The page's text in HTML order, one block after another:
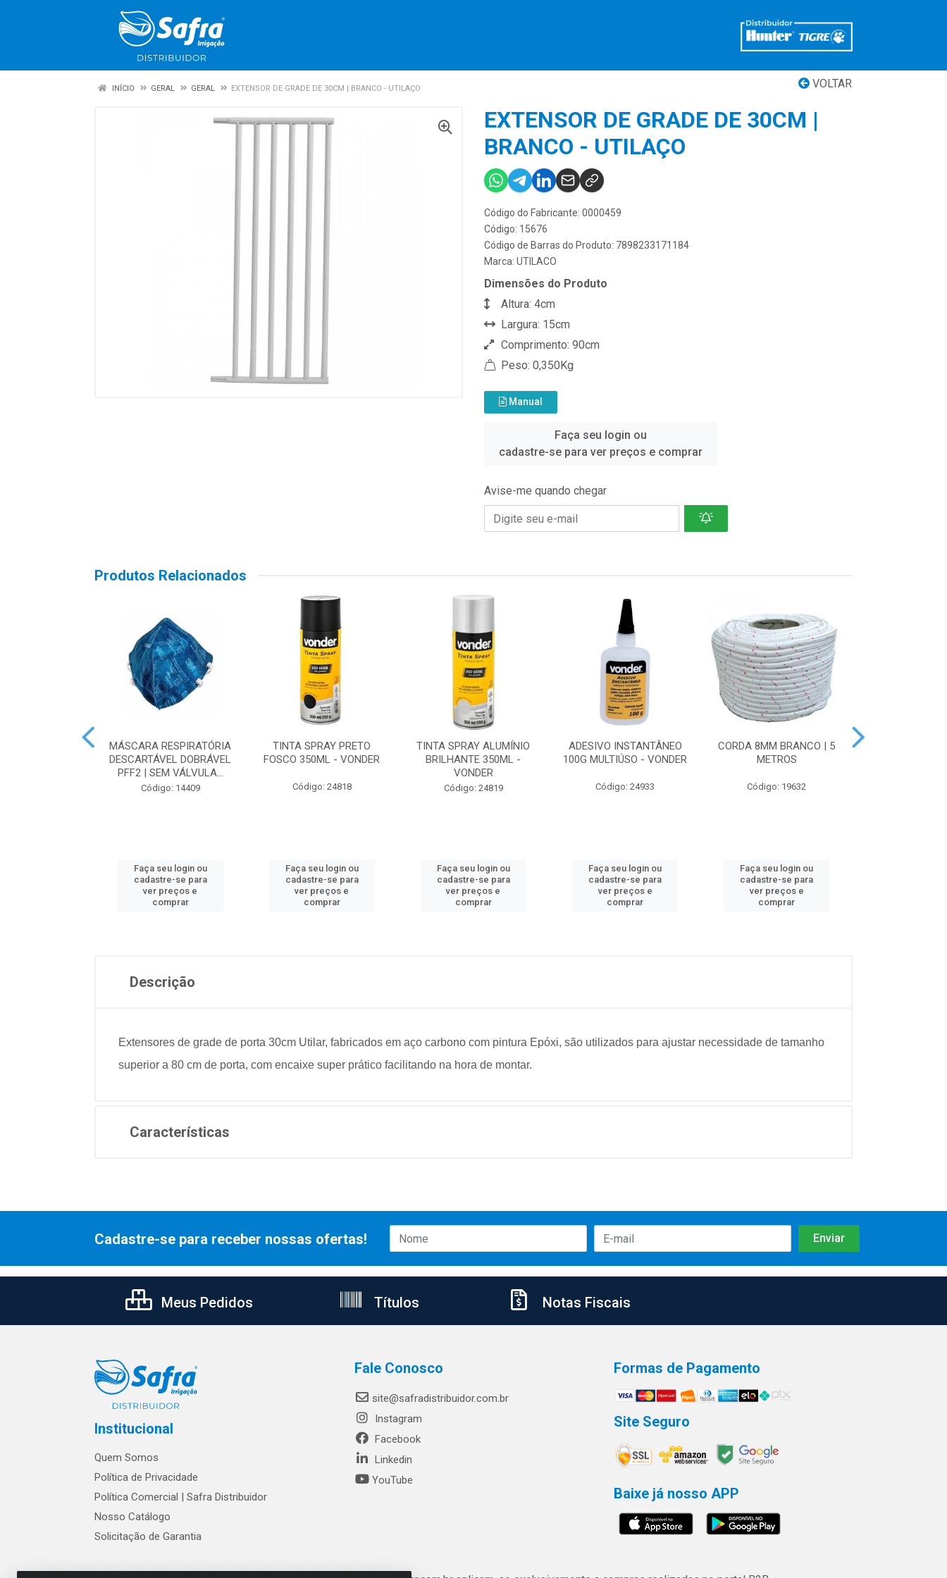
VOLTAR
INÍCIO GERAL GERAL EXTENSOR DE GRADE DE 30CM | BRANCO - UTILAÇO
EXTENSOR DE GRADE DE 30CM |
BRANCO - UTILAÇO
Código do Fabricante: 0000459
Código: 15676
Código de Barras do Produto: 7898233171184
Marca: UTILACO
Dimensões do Produto
Altura: 4cm
Largura: 15cm
Comprimento: 90cm
Peso: 0,350Kg
Manual
Faça seu login ou
cadastre-se para ver preços e comprar
Avise-me quando chegar
Produtos Relacionados
MÁSCARA RESPIRATÓRIA
DESCARTÁVEL DOBRÁVEL
PFF2 | SEM VÁLVULA...
Código: 14409
Faça seu login ou
cadastre-se para
ver preços e
comprar
TINTA SPRAY PRETO
FOSCO 350ML - VONDER
Código: 24818
Faça seu login ou
cadastre-se para
ver preços e
comprar
TINTA SPRAY ALUMÍNIO
BRILHANTE 350ML -
VONDER
Código: 24819
Faça seu login ou
cadastre-se para
ver preços e
comprar
ADESIVO INSTANTÂNEO
100G MULTIÚSO - VONDER
Código: 24933
Faça seu login ou
cadastre-se para
ver preços e
comprar
CORDA 8MM BRANCO | 5
METROS
Código: 19632
Faça seu login ou
cadastre-se para
ver preços e
comprar
Descrição
Extensores de grade de porta 30cm Utilar, fabricados em aço carbono com pintura Epóxi, são utilizados para ajustar necessidade de tamanho
superior a 80 cm de porta, com encaixe super prático facilitando na hora de montar.
Características
Cadastre-se para receber nossas ofertas!
Meus Pedidos Títulos Notas Fiscais
Institucional
Quem Somos
Política de Privacidade
Política Comercial | Safra Distribuidor
Nosso Catálogo
Solicitação de Garantia
Fale Conosco
site@safradistribuidor.com.br
Instagram
Facebook
Linkedin
YouTube
Formas de Pagamento
Site Seguro
Baixe já nosso APP